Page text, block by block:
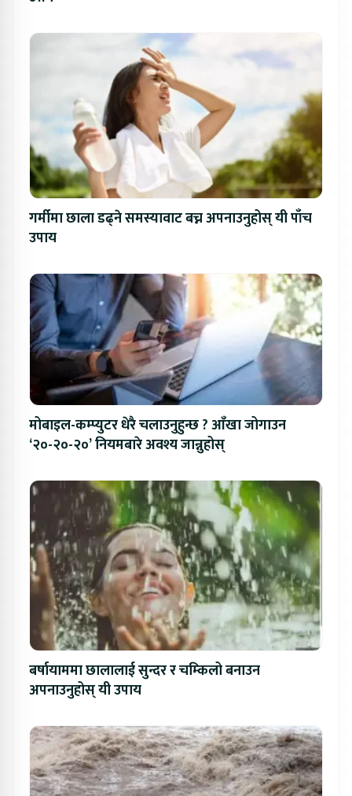
गर्मीमा छाला डढ्ने समस्यावाट बच्न अपनाउनुहोस् यी पाँच
उपाय
मोबाइल-कम्प्युटर धेरै चलाउनुहुन्छ ? आँखा जोगाउन
‘२०-२०-२०’ नियमबारे अवश्य जान्नुहोस्
बर्षायाममा छालालाई सुन्दर र चम्किलो बनाउन
अपनाउनुहोस् यी उपाय